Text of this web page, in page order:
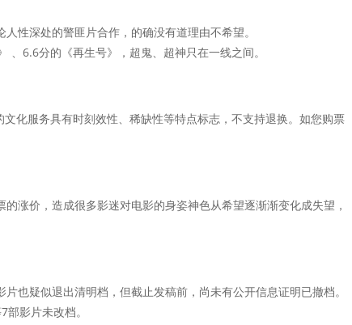
性深处的警匪片合作，的确没有道理由不希望。
6.6分的《再生号》，超鬼、超神只在一线之间。
化服务具有时刻效性、稀缺性等特点标志，不支持退换。如您购票
涨价，造成很多影迷对电影的身姿神色从希望逐渐渐变化成失望，
也疑似退出清明档，但截止发稿前，尚未有公开信息证明已撤档。
影片未改档。